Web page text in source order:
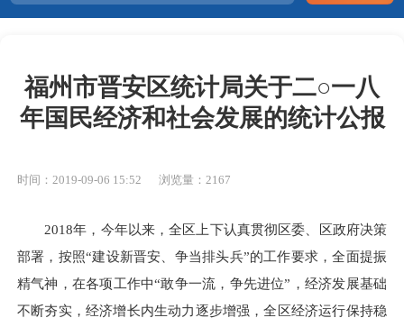
福州市晋安区统计局关于二○一八
年国民经济和社会发展的统计公报
时间：2019-09-06 15:52 浏览量：2167
2018年，今年以来，全区上下认真贯彻区委、区政府决策
部署，按照“建设新晋安、争当排头兵”的工作要求，全面提振
精气神，在各项工作中“敢争一流，争先进位”，经济发展基础
不断夯实，经济增长内生动力逐步增强，全区经济运行保持稳